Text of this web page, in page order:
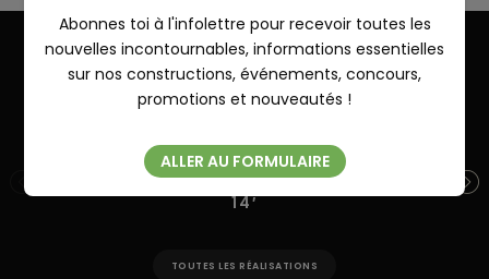
Autres réalisations
SUR MESURE 28′ X 26′ + ANNEXE 10′ X
14′
TOUTES LES RÉALISATIONS
Abonnes toi à l'infolettre pour recevoir toutes les
nouvelles incontournables, informations essentielles
sur nos constructions, événements, concours,
promotions et nouveautés !
ALLER AU FORMULAIRE
Fermer